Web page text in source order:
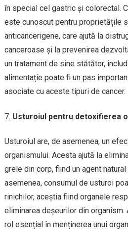
în special cel gastric și colorectal.
este cunoscut pentru proprietățile
anticancerigene, care ajută la
canceroase și la prevenirea
un tratament de sine stătător,
alimentație poate fi un pas
asociate cu aceste tipuri de cancer.
Usturoiul pentru detoxifierea
Usturoiul are, de asemenea, un
organismului. Acesta ajută la
grele din corp, fiind un agent
asemenea, consumul de usturoi
rinichilor, aceștia fiind organele
eliminarea deșeurilor din
rol esențial în menținerea unui